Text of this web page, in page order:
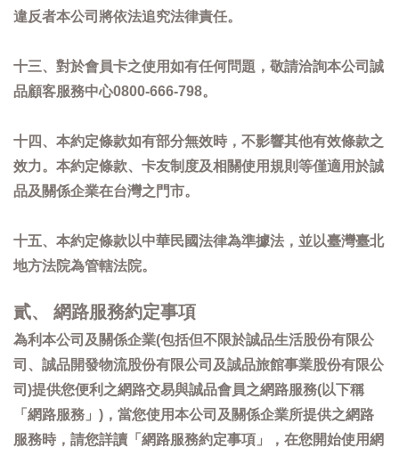
違反者本公司將依法追究法律責任。
十三、對於會員卡之使用如有任何問題，敬請洽詢本公司誠
品顧客服務中心0800-666-798。
十四、本約定條款如有部分無效時，不影響其他有效條款之
效力。本約定條款、卡友制度及相關使用規則等僅適用於誠
品及關係企業在台灣之門市。
十五、本約定條款以中華民國法律為準據法，並以臺灣臺北
地方法院為管轄法院。
貳、 網路服務約定事項
為利本公司及關係企業(包括但不限於誠品生活股份有限公
司、誠品開發物流股份有限公司及誠品旅館事業股份有限公
司)提供您便利之網路交易與誠品會員之網路服務(以下稱
「網路服務」)，當您使用本公司及關係企業所提供之網路
服務時，請您詳讀「網路服務約定事項」，在您開始使用網